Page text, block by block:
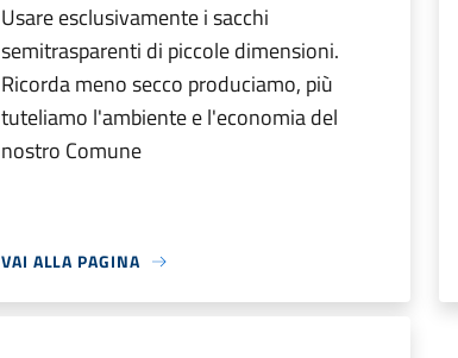
Usare esclusivamente i sacchi
semitrasparenti di piccole dimensioni.
Ricorda meno secco produciamo, più
tuteliamo l'ambiente e l'economia del
nostro Comune
VAI ALLA PAGINA